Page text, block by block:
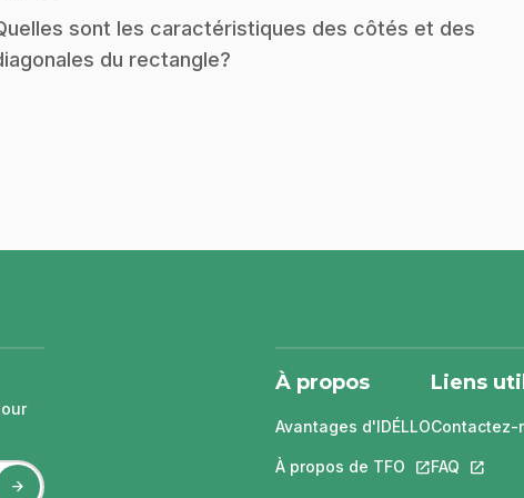
sont les caractéristiques des côtés et des
du rectangle?
À propos
Avantages d'IDÉLLO
À propos de TFO Ce lien
Liens
Contactez-
FAQ Ce